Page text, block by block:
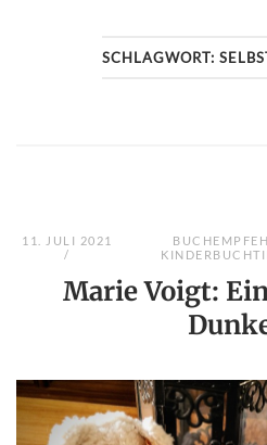
SCHLAGWORT:
11. JULI 2021
Marie Voigt: